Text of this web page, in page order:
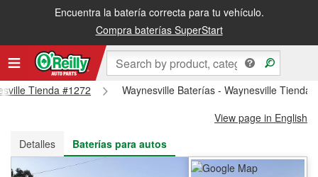
Encuentra la batería correcta para tu vehículo.
Compra baterías SuperStart
Recibe tu orden gratis al día siguiente o recógela en la tienda
Tienda #1272
Waynesville Baterías - Waynesville Tienda
View page in English
Detalles
Baterías para autos